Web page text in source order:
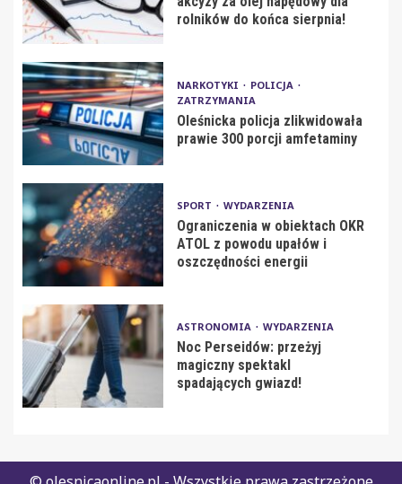
rolników do końca sierpnia!
NARKOTYKI
POLICJA
ZATRZYMANIA
Oleśnicka policja zlikwidowała
prawie 300 porcji amfetaminy
SPORT WYDARZENIA
Ograniczenia w obiektach OKR
ATOL z powodu upałów i
oszczędności energii
ASTRONOMIA WYDARZENIA
Noc Perseidów: przeżyj
magiczny spektakl
spadających gwiazd!